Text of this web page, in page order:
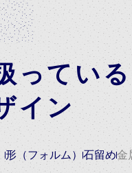
っている
イン
形（フォルム） 石留め金